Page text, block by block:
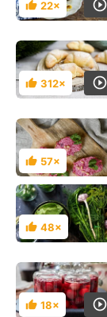
Hodnocení
22×
Hodnocení
312×
Hodnocení
57×
Hodnocení
48×
Hodnocení
18×